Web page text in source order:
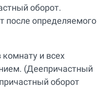
оборот.
после определяемого
и всех
(Деепричастный
оборот